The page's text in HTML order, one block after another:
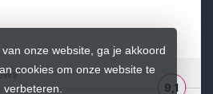
onze website, ga je akkoord
cookies om onze website te
verbeteren.